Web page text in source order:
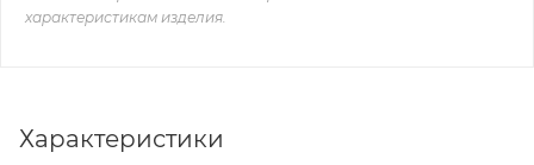
характеристикам изделия.
Характеристики